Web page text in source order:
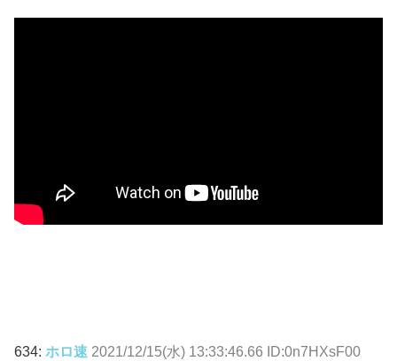
634: ホロ速 2021/12/15(水) 13:33:46.66 ID:0n7HXsF00